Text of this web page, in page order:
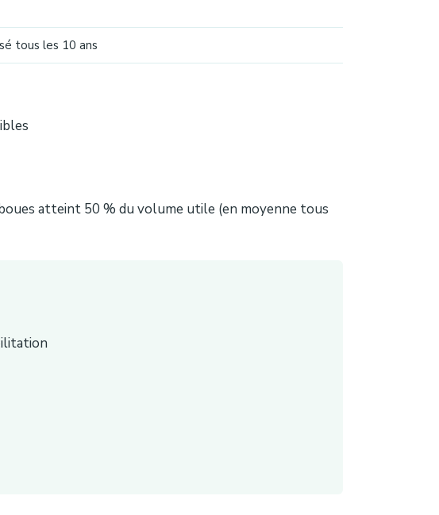
tous les 10 ans
atteint 50 % du volume utile (en moyenne tous